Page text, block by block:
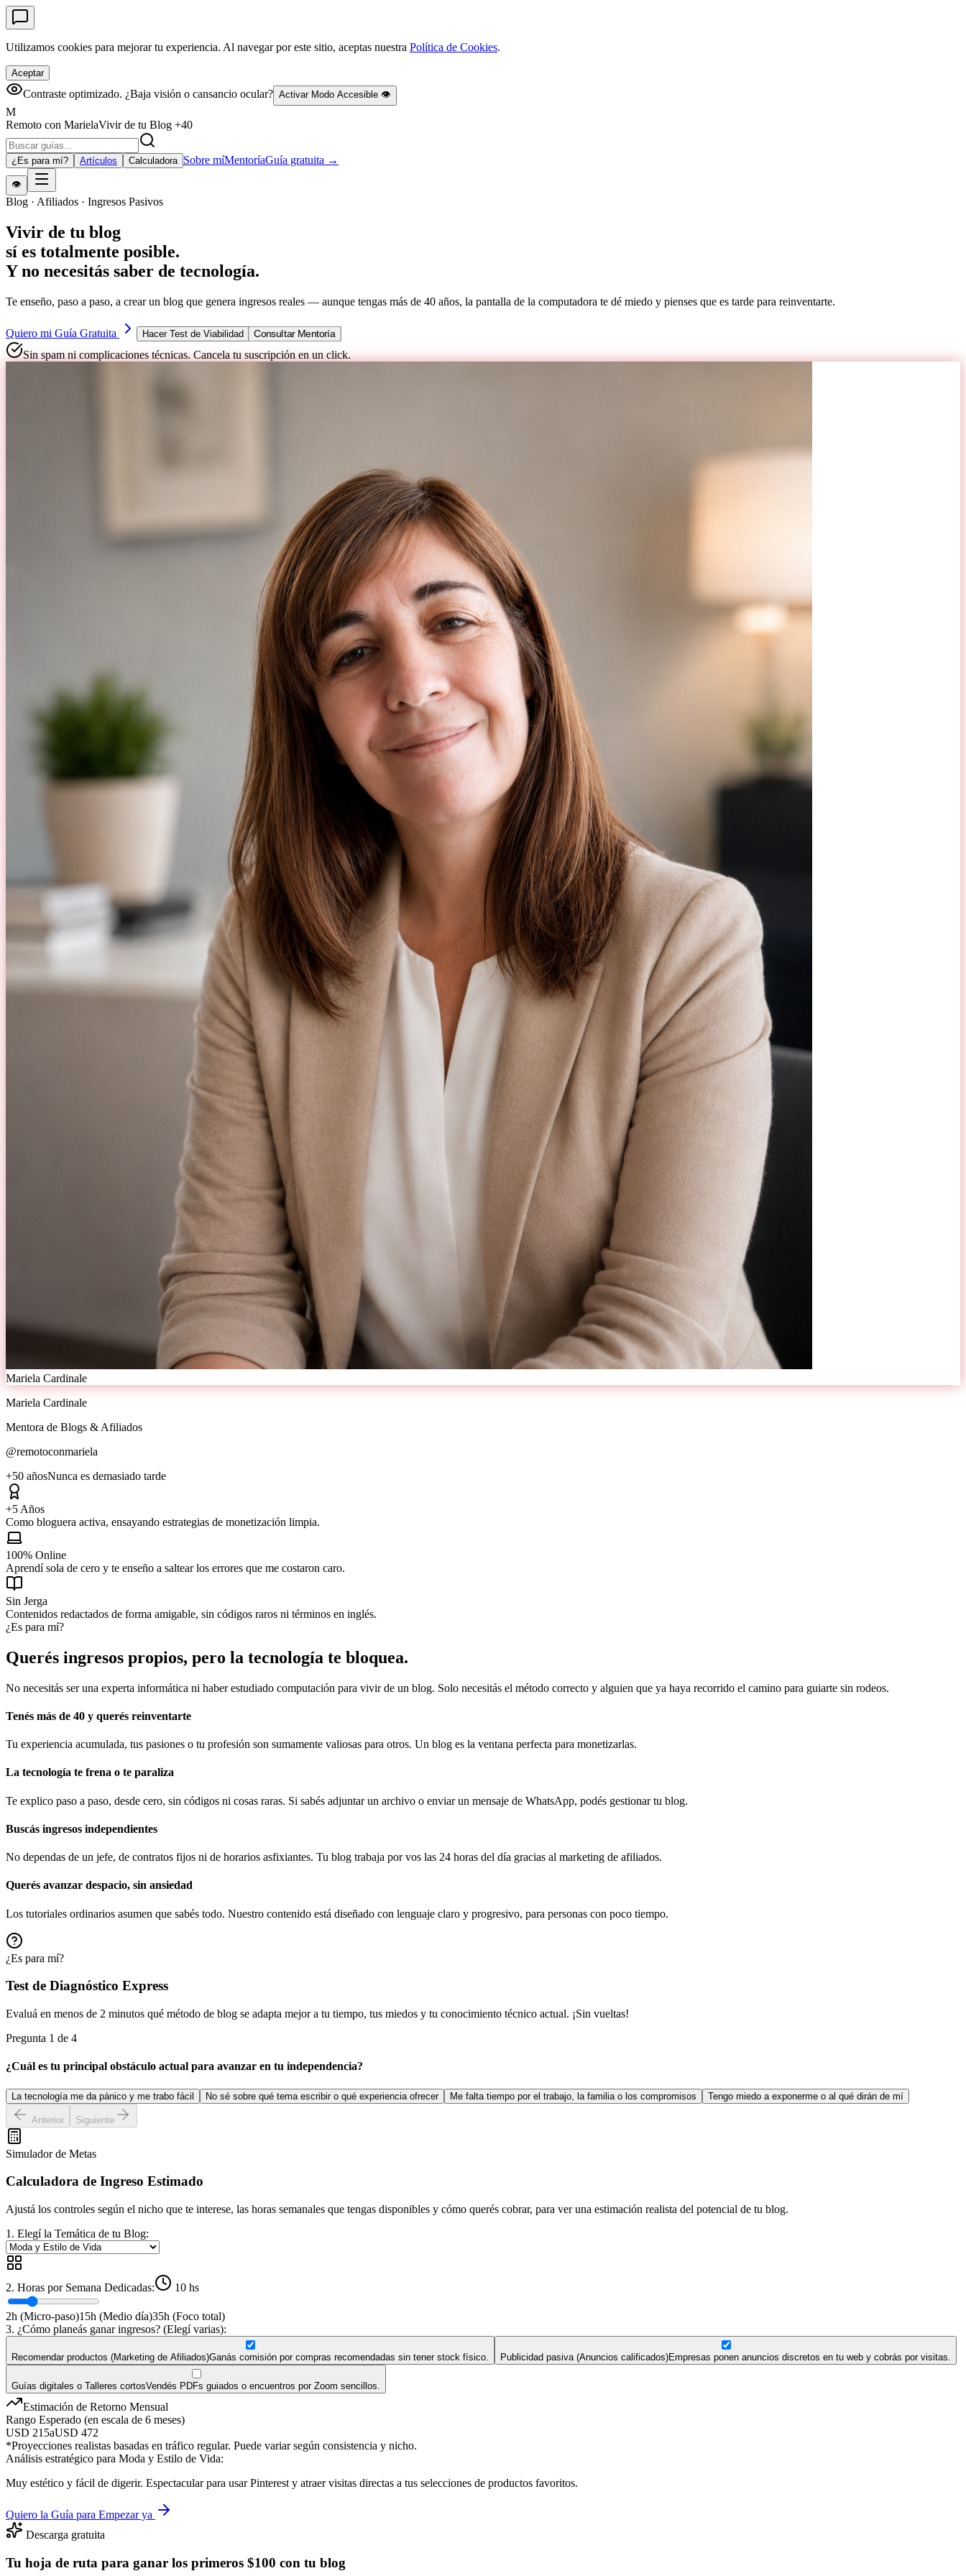
Utilizamos cookies para mejorar tu experiencia. Al navegar por este sitio, aceptas nuestra Política de Cookies.
Aceptar
Contraste optimizado. ¿Baja visión o cansancio ocular? Activar Modo Accesible 👁️
M
Remoto con MarielaVivir de tu Blog +40
¿Es para mí? Artículos Calculadora Sobre míMentoríaGuía gratuita →
👁️
Blog · Afiliados · Ingresos Pasivos
Vivir de tu blog
sí es totalmente posible.
Y no necesitás saber de tecnología.
Te enseño, paso a paso, a crear un blog que genera ingresos reales — aunque tengas más de 40 años, la pantalla de la computadora te dé miedo y pienses que es tarde para reinventarte.
Quiero mi Guía Gratuita Hacer Test de Viabilidad Consultar Mentoría
Sin spam ni complicaciones técnicas. Cancela tu suscripción en un click.
Mariela Cardinale
Mariela Cardinale
Mentora de Blogs & Afiliados
@remotoconmariela
+50 añosNunca es demasiado tarde
+5 Años
Como bloguera activa, ensayando estrategias de monetización limpia.
100% Online
Aprendí sola de cero y te enseño a saltear los errores que me costaron caro.
Sin Jerga
Contenidos redactados de forma amigable, sin códigos raros ni términos en inglés.
¿Es para mí?
Querés ingresos propios, pero la tecnología te bloquea.
No necesitás ser una experta informática ni haber estudiado computación para vivir de un blog. Solo necesitás el método correcto y alguien que ya haya recorrido el camino para guiarte sin rodeos.
Tenés más de 40 y querés reinventarte
Tu experiencia acumulada, tus pasiones o tu profesión son sumamente valiosas para otros. Un blog es la ventana perfecta para monetizarlas.
La tecnología te frena o te paraliza
Te explico paso a paso, desde cero, sin códigos ni cosas raras. Si sabés adjuntar un archivo o enviar un mensaje de WhatsApp, podés gestionar tu blog.
Buscás ingresos independientes
No dependas de un jefe, de contratos fijos ni de horarios asfixiantes. Tu blog trabaja por vos las 24 horas del día gracias al marketing de afiliados.
Querés avanzar despacio, sin ansiedad
Los tutoriales ordinarios asumen que sabés todo. Nuestro contenido está diseñado con lenguaje claro y progresivo, para personas con poco tiempo.
¿Es para mí?
Test de Diagnóstico Express
Evaluá en menos de 2 minutos qué método de blog se adapta mejor a tu tiempo, tus miedos y tu conocimiento técnico actual. ¡Sin vueltas!
Pregunta 1 de 4
¿Cuál es tu principal obstáculo actual para avanzar en tu independencia?
La tecnología me da pánico y me trabo fácil No sé sobre qué tema escribir o qué experiencia ofrecer Me falta tiempo por el trabajo, la familia o los compromisos Tengo miedo a exponerme o al qué dirán de mí
Anterior Siguiente
Simulador de Metas
Calculadora de Ingreso Estimado
Ajustá los controles según el nicho que te interese, las horas semanales que tengas disponibles y cómo querés cobrar, para ver una estimación realista del potencial de tu blog.
1. Elegí la Temática de tu Blog:
2. Horas por Semana Dedicadas: 10 hs
2h (Micro-paso)15h (Medio día)35h (Foco total)
3. ¿Cómo planeás ganar ingresos? (Elegí varias):
Recomendar productos (Marketing de Afiliados)Ganás comisión por compras recomendadas sin tener stock físico. Publicidad pasiva (Anuncios calificados)Empresas ponen anuncios discretos en tu web y cobrás por visitas.
Guías digitales o Talleres cortosVendés PDFs guiados o encuentros por Zoom sencillos.
Estimación de Retorno Mensual
Rango Esperado (en escala de 6 meses)
USD 215aUSD 472
*Proyecciones realistas basadas en tráfico regular. Puede variar según consistencia y nicho.
Análisis estratégico para Moda y Estilo de Vida:
Muy estético y fácil de digerir. Espectacular para usar Pinterest y atraer visitas directas a tus selecciones de productos favoritos.
Quiero la Guía para Empezar ya
Descarga gratuita
Tu hoja de ruta para ganar los primeros $100 con tu blog